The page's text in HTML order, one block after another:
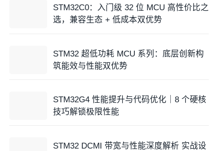
STM32C0：入门级 32 位 MCU 高性价比之
选，兼容生态 + 低成本双优势
STM32 超低功耗 MCU 系列：底层创新构
筑能效与性能双优势
STM32G4 性能提升与代码优化｜8 个硬核
技巧解锁极限性能
STM32 DCMI 带宽与性能深度解析 实战设